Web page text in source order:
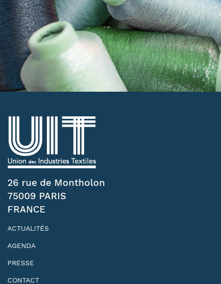
26 rue de Montholon
75009 PARIS
FRANCE
ACTUALITÉS
AGENDA
PRESSE
CONTACT